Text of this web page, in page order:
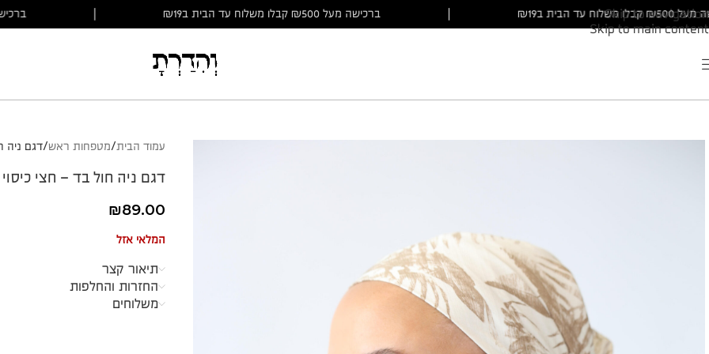
Skip to navigation
Skip to main content
ברכישה מעל ₪500 קבלו משלוח עד הבית ב₪19 ברכישה מעל ₪500 קבלו משלוח עד הבית ב₪19
עמוד הבית מטפחות ראש דגם ניה
דגם ניה חול בד – חצי כיסוי
₪89.00
המלאי אזל
תיאור קצר
החזרות והחלפות
משלוחים